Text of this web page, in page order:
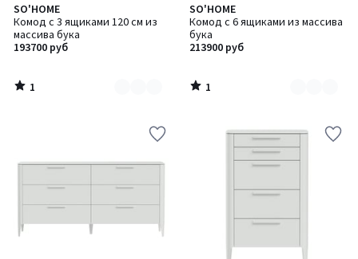
SO'HOME
Комод с 3 ящиками 120 см из
массива бука
193700 руб
1
/
5
Количество
цветов:
6
1
/
SO'HOME
Комод с 6 ящиками из массива
бука
213900 руб
1
/
5
Количество
цветов:
6
1
/